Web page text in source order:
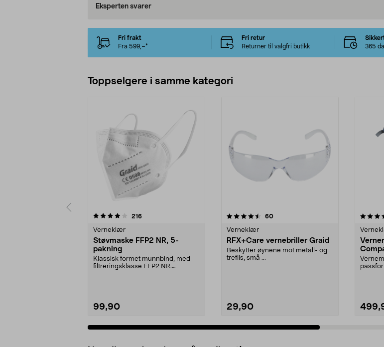
Eksperten svarer
Fri frakt
Fra 599,–*
Fri retur
Returner til valgfri butikk
365
Toppselgere i samme kategori
216anmeldelser
Verneklær
Støvmaske FFP2 NR, 5-
pakning
Klassisk formet munnbind, med
filtreringsklasse FFP2 NR.
99,90
4.5 av 5 stjerner 60anmeldelser
Verneklær
RFX+Care vernebriller Graid
Beskytter øynene mot metall- og
treflis, små ...
29,90
4.5 av 5 stjerner